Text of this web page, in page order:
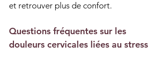
et retrouver plus de confort.
Questions fréquentes sur les
douleurs cervicales liées au stress